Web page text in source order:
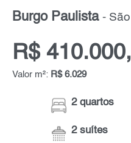
Burgo Paulista -
R$
Valor m²: R$ 6.029
2 quartos
2 suítes